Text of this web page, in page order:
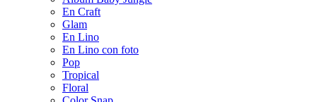
En Craft
Glam
En Lino
En Lino con foto
Pop
Tropical
Floral